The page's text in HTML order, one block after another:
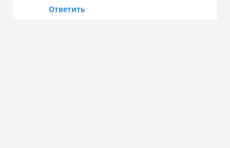
Ответить